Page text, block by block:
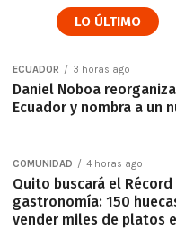
LO ÚLTIMO
ECUADOR 3 horas ago
Daniel Noboa
Ecuador y nombra a un
COMUNIDAD 4 horas ago
Quito buscará el
gastronomía: 150
vender miles de platos